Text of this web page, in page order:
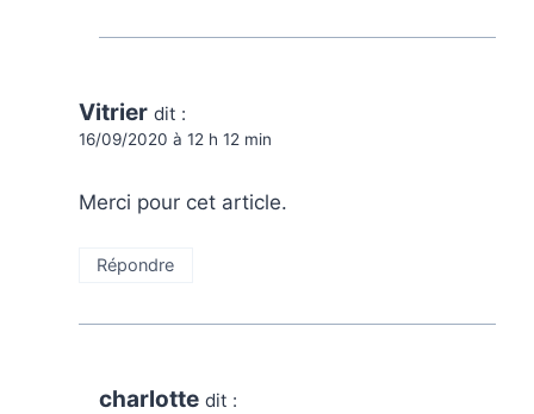
Vitrier dit :
16/09/2020 à 12 h 12 min
Merci pour cet article.
Répondre
charlotte dit :